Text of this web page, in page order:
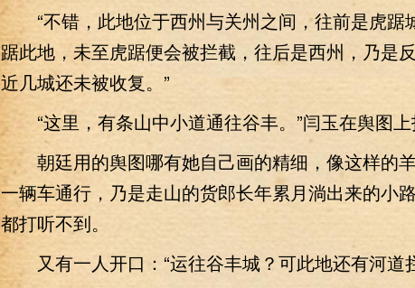
“不错，此地位于西州与关州之间，往前是虎踞
踞此地，未至虎踞便会被拦截，往后是西州，乃是
近几城还未被收复。”
“这里，有条山中小道通往谷丰。”闫玉在舆图上
朝廷用的舆图哪有她自己画的精细，像这样的
一辆车通行，乃是走山的货郎长年累月淌出来的小
都打听不到。
又有一人开口：“运往谷丰城？可此地还有河道